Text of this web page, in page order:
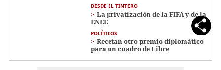
DESDE EL TINTERO
La privatización de la FIFA y de la
ENEE
POLÍTICOS
Recetan otro premio diplomático
para un cuadro de Libre